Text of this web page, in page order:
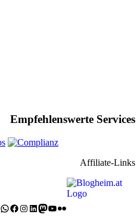
Empfehlenswerte Services
Affiliate-Links
WhatsApp
Facebook
Instagram
LinkedIn
Mastodon
YouTube
Flickr